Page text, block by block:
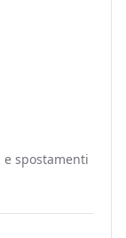
spostamenti